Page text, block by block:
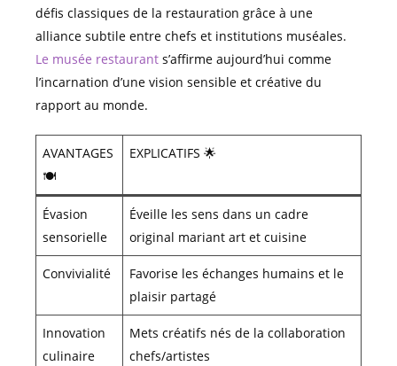
défis classiques de la restauration grâce à une
alliance subtile entre chefs et institutions muséales.
Le musée restaurant s’affirme aujourd’hui comme
l’incarnation d’une vision sensible et créative du
rapport au monde.
AVANTAGES
🍽️
EXPLICATIFS 🌟
Évasion
sensorielle
Éveille les sens dans un cadre
original mariant art et cuisine
Convivialité
Favorise les échanges humains et le
plaisir partagé
Innovation
culinaire
Mets créatifs nés de la collaboration
chefs/artistes